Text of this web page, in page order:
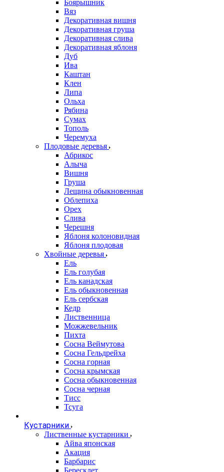
Боярышник
Вяз
Декоративная вишня
Декоративная груша
Декоративная слива
Декоративная яблоня
Дуб
Ива
Каштан
Клен
Липа
Ольха
Рябина
Сумах
Тополь
Черемуха
Плодовые деревья
Абрикос
Алыча
Вишня
Груша
Лещина обыкновенная
Облепиха
Орех
Слива
Черешня
Яблоня колоновидная
Яблоня плодовая
Хвойные деревья
Ель
Ель голубая
Ель канадская
Ель обыкновенная
Ель сербская
Кедр
Лиственница
Можжевельник
Пихта
Сосна Веймутова
Сосна Гельдрейха
Сосна горная
Сосна крымская
Сосна обыкновенная
Сосна черная
Тисс
Тсуга
Кустарники
Лиственные кустарники
Айва японская
Акация
Барбарис
Бересклет